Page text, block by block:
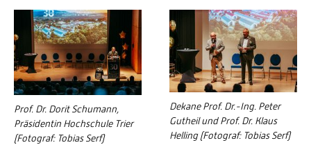
Prof. Dr. Dorit Schumann,
Präsidentin Hochschule Trier
(Fotograf: Tobias Serf)
Dekane Prof. Dr.-Ing. Peter
Gutheil und Prof. Dr. Klaus
Helling (Fotograf: Tobias Serf)